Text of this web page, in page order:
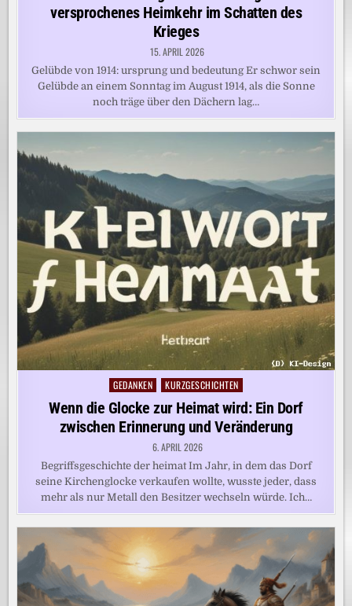
versprochenes Heimkehr im Schatten des
Krieges
15. APRIL 2026
Gelübde von 1914: ursprung und bedeutung Er schwor sein
Gelübde an einem Sonntag im August 1914, als die Sonne
noch träge über den Dächern lag…
Posted
in
GEDANKEN KURZGESCHICHTEN
Wenn die Glocke zur Heimat wird: Ein Dorf
zwischen Erinnerung und Veränderung
6. APRIL 2026
Begriffsgeschichte der heimat Im Jahr, in dem das Dorf
seine Kirchenglocke verkaufen wollte, wusste jeder, dass
mehr als nur Metall den Besitzer wechseln würde. Ich…